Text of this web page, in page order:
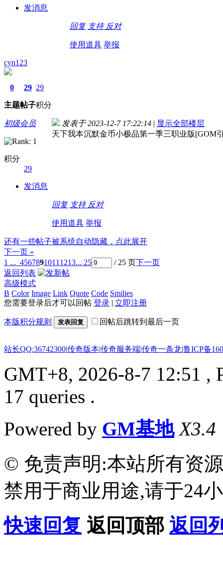
发消息
回复 支持 反对
使用道具 举报
cyn123
0
主题
29
帖子
29
积分
初级会员
积分
29
发消息
发表于 2023-12-7 17:22:14 | 显示全部楼层
天下我本沉默金币小极品第一季三职业版[GOM
回复 支持 反对
使用道具 举报
还有一些帖子被系统自动隐藏，点此展开
下一页 »
1 ... 4567891011 1213... 25 / 25 页下一页
返回列表
高级模式
B Color Image Link Quote Code Smilies
您需要登录后才可以回帖 登录 | 立即注册
本版积分规则 发表回复 回帖后跳转到最后一页
站长QQ:36742300|传奇版本|传奇服务端|传奇一条龙|鲁ICP备
GMT+8, 2026-8-7 12:51 ,
17 queries .
Powered by GM基地 X3.4
© 免责声明:本站所有资
禁用于商业用途,请于24
快速回复 返回顶部 返回